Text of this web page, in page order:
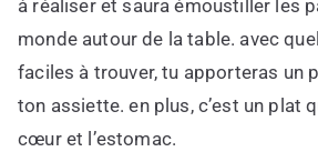
à réaliser et saura émoustiller les
monde autour de la table. avec
faciles à trouver, tu apporteras un
ton assiette. en plus, c’est un plat
cœur et l’estomac.